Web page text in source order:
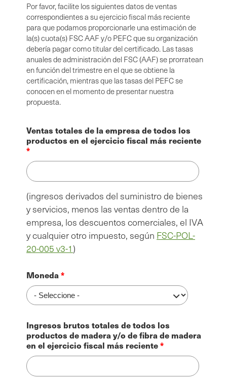
Por favor, facilite los siguientes datos de ventas
correspondientes a su ejercicio fiscal más reciente
para que podamos proporcionarle una estimación de
la(s) cuota(s) FSC AAF y/o PEFC que su organización
debería pagar como titular del certificado. Las tasas
anuales de administración del FSC (AAF) se prorratean
en función del trimestre en el que se obtiene la
certificación, mientras que las tasas del PEFC se
conocen en el momento de presentar nuestra
propuesta.
Ventas totales de la empresa de todos los
productos en el ejercicio fiscal más reciente
(ingresos derivados del suministro de bienes
y servicios, menos las ventas dentro de la
empresa, los descuentos comerciales, el IVA
y cualquier otro impuesto, según FSC-POL-
20-005 v3-1)
Moneda
Ingresos brutos totales de todos los
productos de madera y/o de fibra de madera
en el ejercicio fiscal más reciente